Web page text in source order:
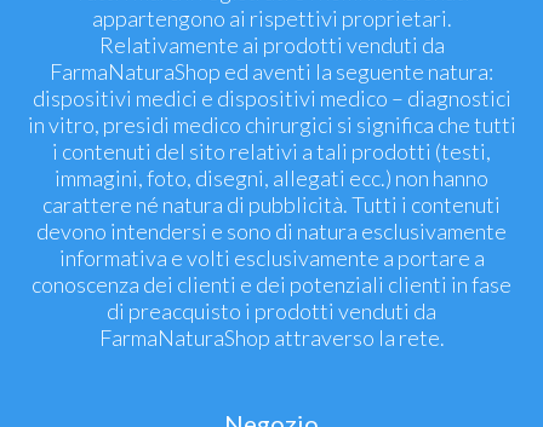
appartengono ai rispettivi proprietari.
Relativamente ai prodotti venduti da
FarmaNaturaShop ed aventi la seguente natura:
dispositivi medici e dispositivi medico – diagnostici
in vitro, presidi medico chirurgici si significa che tutti
i contenuti del sito relativi a tali prodotti (testi,
immagini, foto, disegni, allegati ecc.) non hanno
carattere né natura di pubblicità. Tutti i contenuti
devono intendersi e sono di natura esclusivamente
informativa e volti esclusivamente a portare a
conoscenza dei clienti e dei potenziali clienti in fase
di preacquisto i prodotti venduti da
FarmaNaturaShop attraverso la rete.